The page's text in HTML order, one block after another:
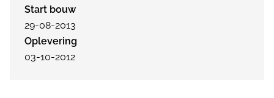
Start bouw
29-08-2013
Oplevering
03-10-2012